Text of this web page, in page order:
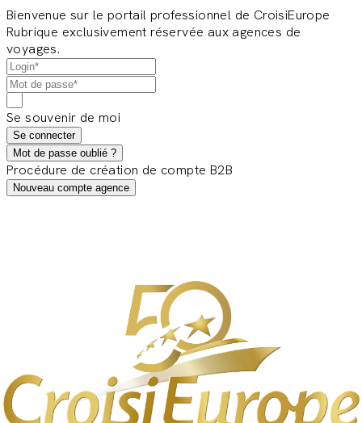
Bienvenue sur le portail professionnel de CroisiEurope
Rubrique exclusivement réservée aux agences de
voyages.
Se souvenir de moi
Se connecter
Mot de passe oublié ?
Procédure de création de compte B2B
Nouveau compte agence